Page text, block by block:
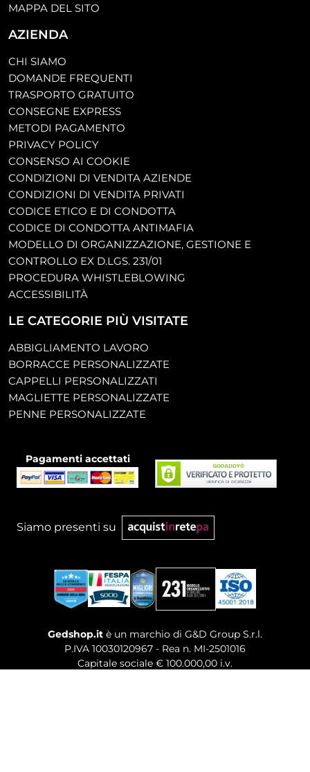
MAPPA DEL SITO
AZIENDA
CHI SIAMO
DOMANDE FREQUENTI
TRASPORTO GRATUITO
CONSEGNE EXPRESS
METODI PAGAMENTO
PRIVACY POLICY
CONSENSO AI COOKIE
CONDIZIONI DI VENDITA AZIENDE
CONDIZIONI DI VENDITA PRIVATI
CODICE ETICO E DI CONDOTTA
CODICE DI CONDOTTA ANTIMAFIA
MODELLO DI ORGANIZZAZIONE, GESTIONE E
CONTROLLO EX D.LGS. 231/01
PROCEDURA WHISTLEBLOWING
ACCESSIBILITÀ
LE CATEGORIE PIÙ VISITATE
ABBIGLIAMENTO LAVORO
BORRACCE PERSONALIZZATE
CAPPELLI PERSONALIZZATI
MAGLIETTE PERSONALIZZATE
PENNE PERSONALIZZATE
Pagamenti accettati
Siamo presenti su
Gedshop.it è un marchio di G&D Group S.r.l.
P.IVA 10030120967 - Rea n. MI-2501016
Capitale sociale € 100.000,00 i.v.